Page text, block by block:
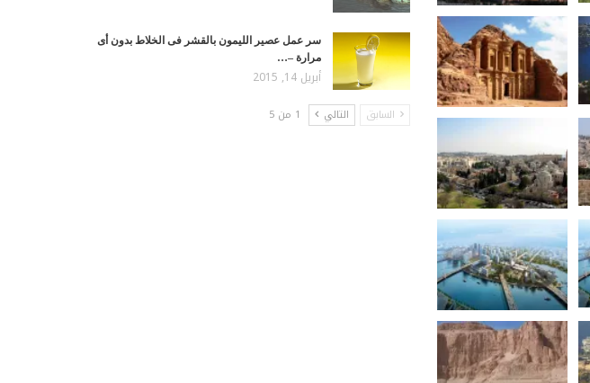
سر عمل عصير الليمون بالقشر فى الخلاط بدون أى
مرارة –…
أبريل 14, 2015
السابق التالي 1 من 5